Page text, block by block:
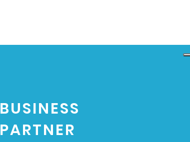
BUSINESS
PARTNER